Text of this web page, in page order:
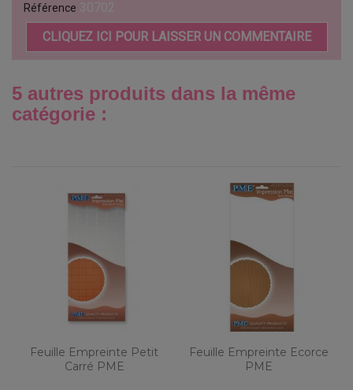
Référence
CLIQUEZ ICI POUR LAISSER UN COMMENTAIRE
5 autres produits dans la même
catégorie :
Feuille Empreinte Petit
Carré PME
Feuille Empreinte Ecorce
PME